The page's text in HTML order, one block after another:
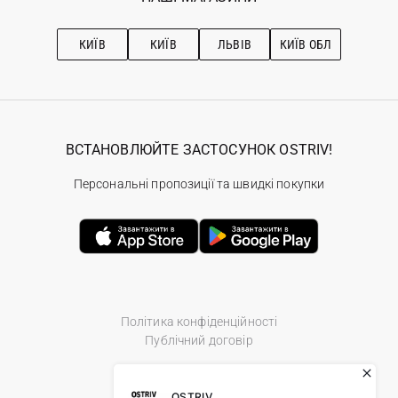
Рекомендації з догляду
КИЇВ КИЇВ ЛЬВІВ КИЇВ ОБЛ
Політика конфіденційності
Публічний договір
ВСТАНОВЛЮЙТЕ ЗАСТОСУНОК OSTRIV!
Персональні пропозиції та швидкі покупки